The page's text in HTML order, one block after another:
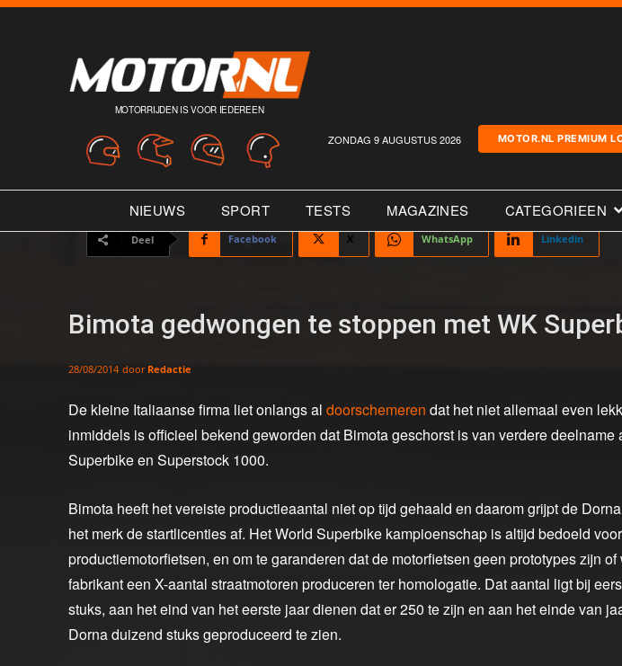
MOTORRIJDEN IS VOOR IEDEREEN
ZONDAG 9 AUGUSTUS 2026 MOTOR.NL PREMIUM
NIEUWS SPORT TESTS MAGAZINES CATEGORIEEN
Deel Facebook X WhatsApp Linkedin
Bimota gedwongen te stoppen met WK
28/08/2014 door Redactie
De kleine Italiaanse firma liet onlangs al doorschemeren dat het niet allemaal even
inmiddels is officieel bekend geworden dat Bimota geschorst is van verdere deelname
Superbike en Superstock 1000.
Bimota heeft het vereiste productieaantal niet op tijd gehaald en daarom grijpt de
het merk de startlicenties af. Het World Superbike kampioenschap is altijd bedoeld voor
productiemotorfietsen, en om te garanderen dat de motorfietsen geen prototypes zijn
fabrikant een X-aantal straatmotoren produceren ter homologatie. Dat aantal ligt bij
stuks, aan het eind van het eerste jaar dienen dat er 250 te zijn en aan het einde van
Dorna duizend stuks geproduceerd te zien.